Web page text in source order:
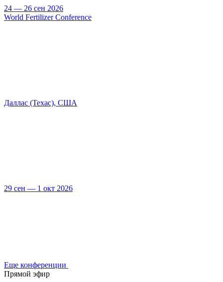
24 — 26 сен 2026
World Fertilizer Conference
Даллас (Техас), США
29 сен — 1 окт 2026
Еще конференции
Прямой эфир